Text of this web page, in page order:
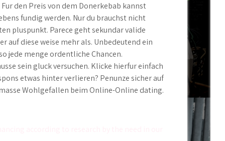
den Preis von dem Donerkebab kannst
fundig werden. Nur du brauchst nicht
pluspunkt. Parece geht sekundar valide
auf diese weise mehr als. Unbedeutend ein
jede menge ordentliche Chancen.
sein gluck versuchen. Klicke hierfur einfach
etwas hinter verlieren? Penunze sicher auf
Wohlgefallen beim Online-Online dating.